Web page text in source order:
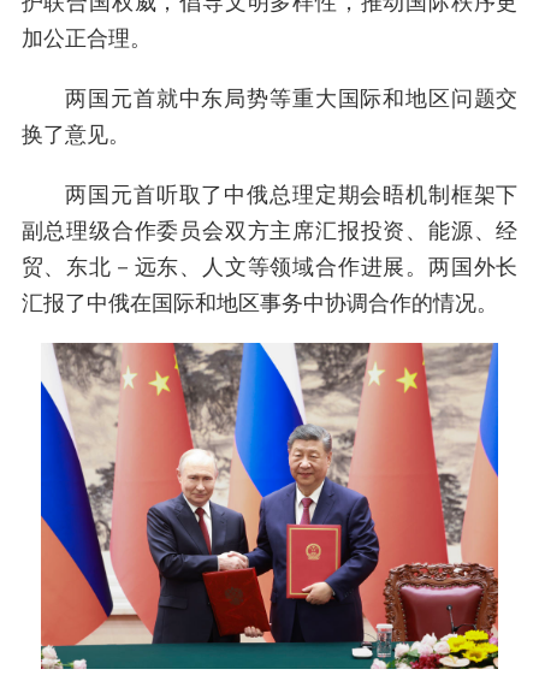
加公正合理。
两国元首就中东局势等重大国际和地区问题交
换了意见。
两国元首听取了中俄总理定期会晤机制框架下
副总理级合作委员会双方主席汇报投资、能源、经
贸、东北－远东、人文等领域合作进展。两国外长
汇报了中俄在国际和地区事务中协调合作的情况。